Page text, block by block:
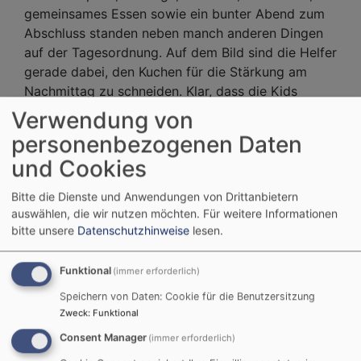
gemeinsames Essen sowie ein bunter Abend zum
Abschluss standen neben manch anderen Dingen
auf der Tagesordnung. Auf dem Bild sind die Helfer
gerade dabei, den Kuchen für die Stärkung am
Nachmittag zu schneiden. Klar, dass die Kids
begeistert dabei waren und zum Abschluss eines
versprachen: Nächstes Jahr sind wir wieder dabei.
Evangelische Jugend
Diakon Holger Dubowy-Schleyer
Der Kampf gegen den
„Schwarzen Ritter“ -
Action-Nachmittag für
Kinder-
Verwendung von
personenbezogenen Daten
und Cookies
Bitte die Dienste und Anwendungen von Drittanbietern
auswählen, die wir nutzen möchten. Für weitere Informationen
bitte unsere Datenschutzhinweise lesen.
Funktional (immer erforderlich)
Speichern von Daten: Cookie für die Benutzersitzung
Zweck: Funktional
Consent Manager (immer erforderlich)